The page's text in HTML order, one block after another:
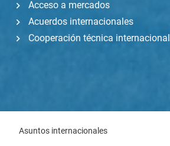
Acceso a mercados
Acuerdos internacionales
Cooperación técnica internacional
Asuntos internacionales